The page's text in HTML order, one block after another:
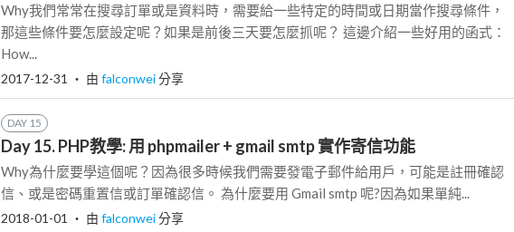
Why我們常常在搜尋訂單或是資料時，需要給一些特定的時間或日期當作搜尋條件，
那這些條件要怎麼設定呢？如果是前後三天要怎麼抓呢？ 這邊介紹一些好用的函式：
How...
2017-12-31 ‧ 由 falconwei分享
DAY 15
Day 15. PHP教學: 用 phpmailer + gmail smtp 實作寄信功能
Why為什麼要學這個呢？因為很多時候我們需要發電子郵件給用戶，可能是註冊確認
信、或是密碼重置信或訂單確認信。 為什麼要用 Gmail smtp 呢?因為如果單純...
2018-01-01 ‧ 由 falconwei分享